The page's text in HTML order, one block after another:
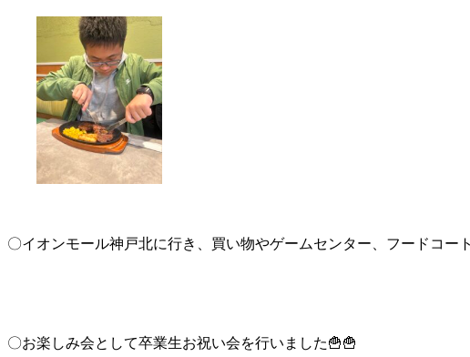
〇イオンモール神戸北に行き、買い物やゲームセンター、フードコー
〇お楽しみ会として卒業生お祝い会を行いました🍟🍟